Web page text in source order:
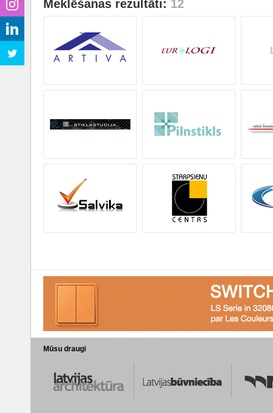
Meklēšanas rezultāti: 12
Mūsu draugi